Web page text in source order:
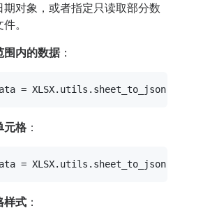
期对象，或者指定只读取部分数
。
围内的数据：
= XLSX. utils . sheet_to_json
元格 ：
= XLSX. utils . sheet_to_json
样式 ：